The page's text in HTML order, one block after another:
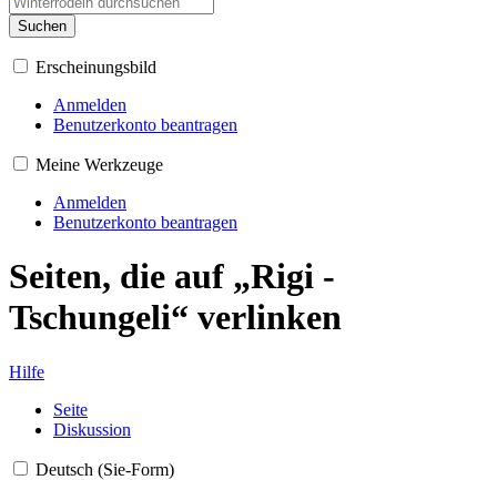
Suchen
Erscheinungsbild
Anmelden
Benutzerkonto beantragen
Meine Werkzeuge
Anmelden
Benutzerkonto beantragen
Seiten, die auf „Rigi -
Tschungeli“ verlinken
Hilfe
Seite
Diskussion
Deutsch (Sie-Form)